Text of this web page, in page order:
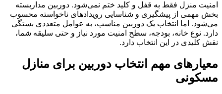
امنیت منزل فقط به قفل و کلید ختم نمی‌شود. دوربین مداربسته
بخش مهمی از پیشگیری و شناسایی رویدادهای ناخواسته محسوب
می‌شود. اما انتخاب یک دوربین مناسب، به عوامل متعددی بستگی
دارد. نوع خانه، بودجه، سطح امنیت مورد نیاز و حتی سلیقه شما،
نقش کلیدی در این انتخاب دارد.
معیارهای مهم انتخاب دوربین برای منازل
مسکونی